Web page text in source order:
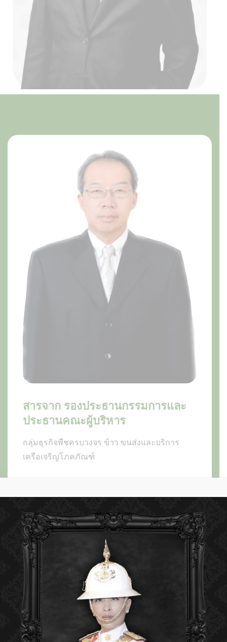
สารจาก รองประธานกรรมการและ
ประธานคณะผู้บริหาร
กลุ่มธุรกิจพืชครบวงจร ข้าว ขนส่งและบริการ
เครือเจริญโภคภัณฑ์
ไทยทำให้ชาวนาไทยมีอาชีพ และรายได้ที่มั่นคง
สามารถผลิตสินค้าข้าวที่มีคุณภาพได้มาตรฐาน
และทำให้แบรนด์ข้าวไทย ไปสร้างชื่อเสียงในเวที
โลกได้ความสำเร็จในการทำงานนั้นจำเป็นต้องมี
ปัจจัยหลายๆ อย่างมาส่งเสริมถึงจะได้ผล โดย
เฉพาะอย่างยิ่งบุคลากรในทีมงานที่ต้องทุ่มเท เสีย
สละ และพัฒนา ปรับปรุงเปลี่ยนแปลงอย่าง
สม่ำเสมอ เราต้องให้โอกาสและสนับสนุนคนรุ่น
ใหม่ ให้มีเวทีแสดงฝีมือ”